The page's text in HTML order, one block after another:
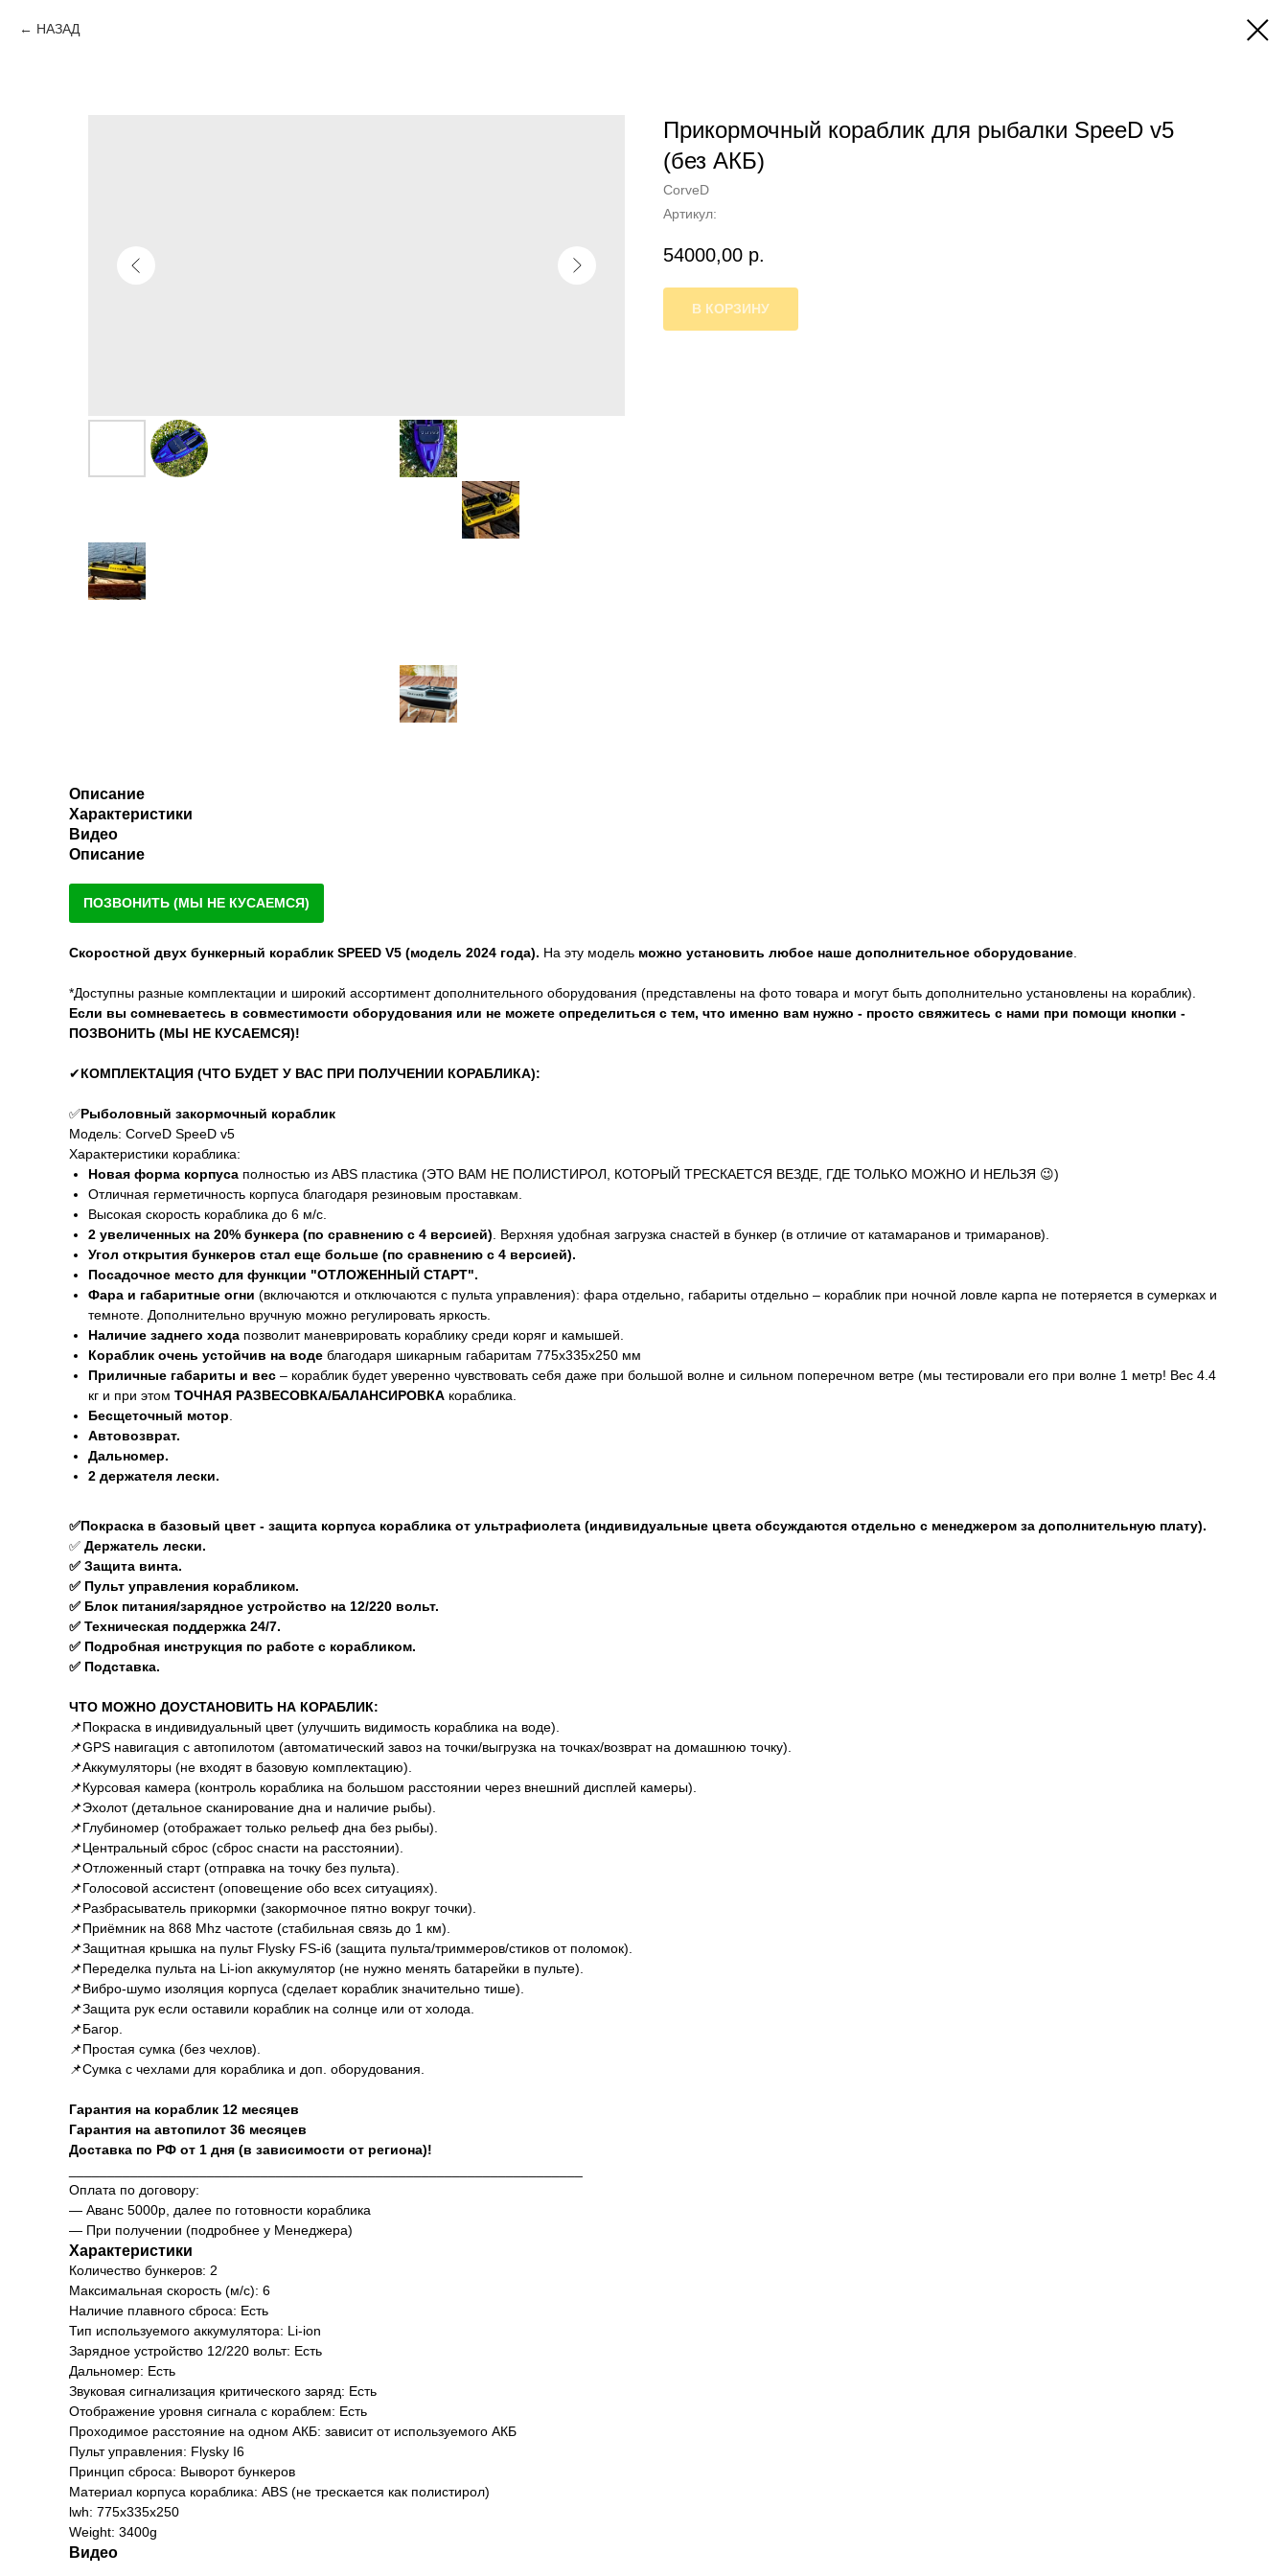
НАЗАД
Прикормочный кораблик для рыбалки SpeeD v5
(без АКБ)
CorveD
Артикул:
54000,00 р.
В КОРЗИНУ
Описание
Характеристики
Видео
Описание
ПОЗВОНИТЬ (МЫ НЕ КУСАЕМСЯ)
Скоростной двух бункерный кораблик SPEED V5 (модель 2024 года). На эту модель можно установить любое наше дополнительное оборудование
*Доступны разные комплектации и широкий ассортимент дополнительного оборудования (представлены на фото товара и могут быть дополнительно установлены на кораблик).
Если вы сомневаетесь в совместимости оборудования или не можете определиться с тем, что именно вам нужно - просто свяжитесь с нами при помощи кнопки -
ПОЗВОНИТЬ (МЫ НЕ КУСАЕМСЯ)!
✔КОМПЛЕКТАЦИЯ (ЧТО БУДЕТ У ВАС ПРИ ПОЛУЧЕНИИ КОРАБЛИКА):
✅Рыболовный закормочный кораблик
Модель: СоrvеD SрееD v5
Характеристики кораблика:
Новая форма корпуса полностью из АВS пластика (ЭТО ВАМ НЕ ПОЛИСТИРОЛ, КОТОРЫЙ ТРЕСКАЕТСЯ ВЕЗДЕ, ГДЕ ТОЛЬКО МОЖНО И НЕЛЬЗЯ 😉)
Отличная герметичность корпуса благодаря резиновым проставкам.
Высокая скорость кораблика до 6 м/с.
2 увеличенных на 20% бункера (по сравнению с 4 версией) . Верхняя удобная загрузка снастей в бункер (в отличие от катамаранов и тримаранов).
Угол открытия бункеров стал еще больше (по сравнению с 4 версией).
Посадочное место для функции "ОТЛОЖЕННЫЙ СТАРТ".
Фара и габаритные огни (включаются и отключаются с пульта управления): фара отдельно, габариты отдельно – кораблик при ночной ловле карпа не потеряется в сумерках и
темноте. Дополнительно вручную можно регулировать яркость.
Наличие заднего хода позволит маневрировать кораблику среди коряг и камышей.
Кораблик очень устойчив на воде благодаря шикарным габаритам 775х335х250 мм
Приличные габариты и вес – кораблик будет уверенно чувствовать себя даже при большой волне и сильном поперечном ветре (мы тестировали его при волне 1 метр! Вес 4.4
кг и при этом ТОЧНАЯ РАЗВЕСОВКА/БАЛАНСИРОВКА кораблика.
Бесщеточный мотор
Автовозврат.
Дальномер.
2 держателя лески.
✅Покраска в базовый цвет - защита корпуса кораблика от ультрафиолета (индивидуальные цвета обсуждаются отдельно с менеджером за дополнительную плату).
✅ Держатель лески.
✅ Защита винта.
✅ Пульт управления корабликом.
✅ Блок питания/зарядное устройство на 12/220 вольт.
✅ Техническая поддержка 24/7.
✅ Подробная инструкция по работе с корабликом.
✅ Подставка.
ЧТО МОЖНО ДОУСТАНОВИТЬ НА КОРАБЛИК:
📌Покраска в индивидуальный цвет (улучшить видимость кораблика на воде).
📌GРS навигация с автопилотом (автоматический завоз на точки/выгрузка на точках/возврат на домашнюю точку).
📌Аккумуляторы (не входят в базовую комплектацию).
📌Курсовая камера (контроль кораблика на большом расстоянии через внешний дисплей камеры).
📌Эхолот (детальное сканирование дна и наличие рыбы).
📌Глубиномер (отображает только рельеф дна без рыбы).
📌Центральный сброс (сброс снасти на расстоянии).
📌Отложенный старт (отправка на точку без пульта).
📌Голосовой ассистент (оповещение обо всех ситуациях).
📌Разбрасыватель прикормки (закормочное пятно вокруг точки).
📌Приёмник на 868 Mhz частоте (стабильная связь до 1 км).
📌Защитная крышка на пульт Flysky FS-i6 (защита пульта/триммеров/стиков от поломок).
📌Переделка пульта на Li-ion аккумулятор (не нужно менять батарейки в пульте).
📌Вибро-шумо изоляция корпуса (сделает кораблик значительно тише).
📌Защита рук если оставили кораблик на солнце или от холода.
📌Багор.
📌Простая сумка (без чехлов).
📌Сумка с чехлами для кораблика и доп. оборудования.
Гарантия на кораблик 12 месяцев
Гарантия на автопилот 36 месяцев
Доставка по РФ от 1 дня (в зависимости от региона)!
Оплата по договору:
— Аванс 5000р, далее по готовности кораблика
— При получении (подробнее у Менеджера)
Характеристики
Количество бункеров: 2
Максимальная скорость (м/с): 6
Наличие плавного сброса: Есть
Тип используемого аккумулятора: Li-ion
Зарядное устройство 12/220 вольт: Есть
Дальномер: Есть
Звуковая сигнализация критического заряд: Есть
Отображение уровня сигнала с кораблем: Есть
Проходимое расстояние на одном АКБ: зависит от используемого АКБ
Пульт управления: Flysky I6
Принцип сброса: Выворот бункеров
Материал корпуса кораблика: ABS (не трескается как полистирол)
lwh: 775x335x250
Weight: 3400g
Видео